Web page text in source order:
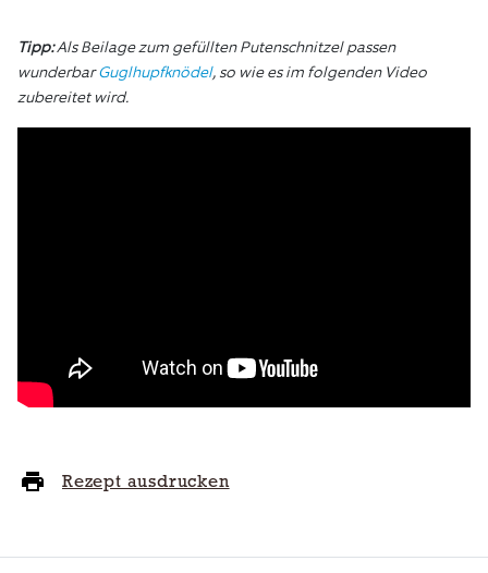
Tipp:Als Beilage zum gefüllten Putenschnitzel passen
wunderbarGuglhupfknödel, so wie es im folgenden Video
zubereitet wird.
Rezept ausdrucken